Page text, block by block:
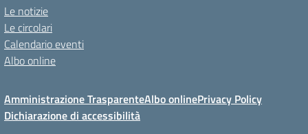
Le notizie
Le circolari
Calendario eventi
Albo online
Amministrazione TrasparenteAlbo onlinePrivacy Policy
Dichiarazione di accessibilità